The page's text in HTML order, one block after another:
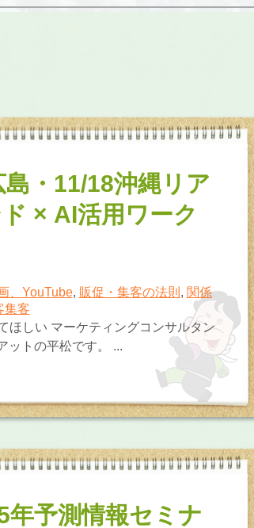
島・11/18沖縄リア
× AI活用ワーク
、YouTube, 販促・集客の法則 , 関係
集客
ほしい マーケティングコンサルタン
ットの平松です。 ...
年予測情報セミナ